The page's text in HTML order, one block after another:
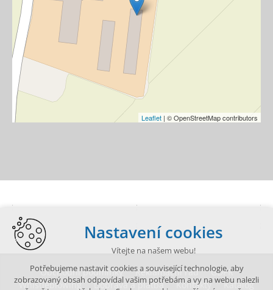
Leaflet | © OpenStreetMap contributors
Obchodní podmínky Reklamační řád
GDPR
Whistleblowing
Doprava a platba Kontakty Katalog
Nastavení cookies
Vítejte na našem webu!
Potřebujeme nastavit cookies a související technologie, aby
zobrazovaný obsah odpovídal vašim potřebám a vy na webu nalezli